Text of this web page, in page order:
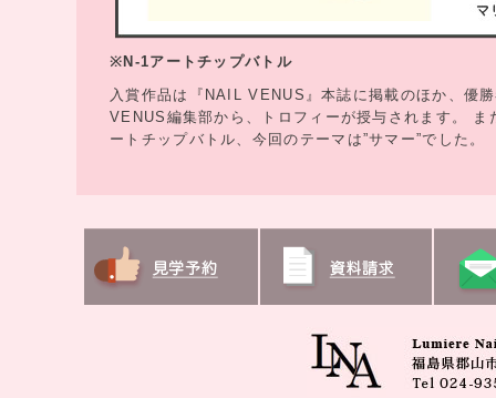
※N-1アートチップバトル
入賞作品は『NAIL VENUS』本誌に掲載のほか、優
VENUS編集部から、トロフィーが授与されます。
ートチップバトル、今回のテーマは”サマー”でした。